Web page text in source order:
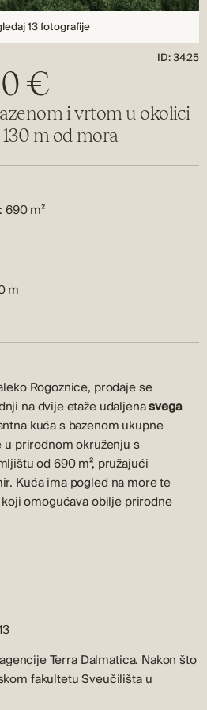
13 fotografije
ID: 3425
€
i vrtom u okolici
m od mora
690 m²
m
Rogoznice, prodaje se
na dvije etaže udaljenasvega
kuća s bazenom ukupne
u prirodnom okruženju s
od 690 m², pružajući
Kuća ima pogled na more te
omogućava obilje prirodne
povezuje sve zajedničke
su open space konceptom
i dnevnim boravkom.
i kupaonica. Iz dnevnog
je izaći na prostranu, natkrivenu
donji kat, gdje se nalazi spremište
s četiri kupaone, od kojih dvije
Terra Dalmatica. Nakon što
fakultetu Sveučilišta u
u djelatnosti prometa